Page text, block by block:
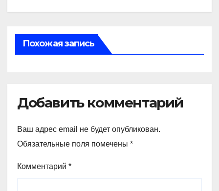
Похожая запись
Добавить комментарий
Ваш адрес email не будет опубликован.
Обязательные поля помечены *
Комментарий *